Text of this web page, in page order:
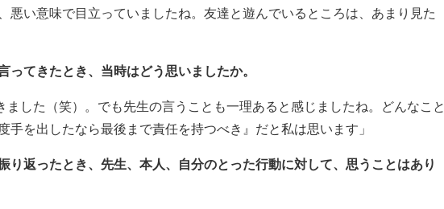
悪い意味で目立っていましたね。友達と遊んでいるところは、あまり見た
ってきたとき、当時はどう思いましたか。
した（笑）。でも先生の言うことも一理あると感じましたね。どんなこと
手を出したなら最後まで責任を持つべき』だと私は思います」
り返ったとき、先生、本人、自分のとった行動に対して、思うことはあり